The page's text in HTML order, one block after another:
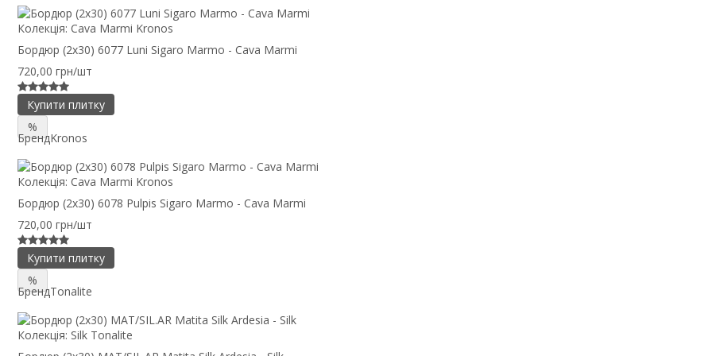
Колекція: Cava Marmi Kronos
Бордюр (2x30) 6077 Luni Sigaro Marmo - Cava Marmi
720,00 грн/шт
Купити плитку
%
БрендKronos
Колекція: Cava Marmi Kronos
Бордюр (2x30) 6078 Pulpis Sigaro Marmo - Cava Marmi
720,00 грн/шт
Купити плитку
%
БрендTonalite
Колекція: Silk Tonalite